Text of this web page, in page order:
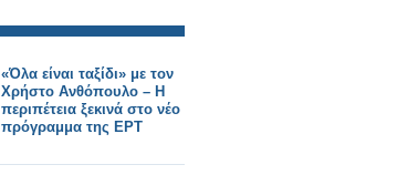
«Όλα είναι ταξίδι» με τον
Χρήστο Ανθόπουλο – Η
περιπέτεια ξεκινά στο νέο
πρόγραμμα της ΕΡΤ